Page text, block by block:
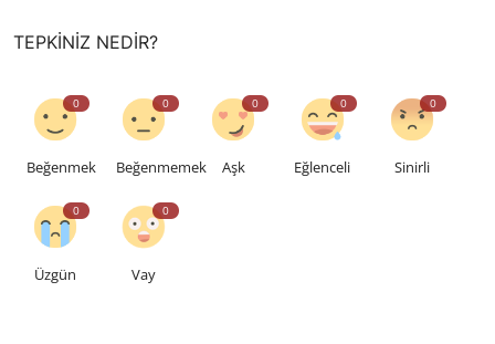
TEPKINIZ NEDIR?
0
Beğenmek
0
Beğenmemek
0
Aşk
0
Eğlenceli
0
Sinirli
0
Üzgün
0
Vay